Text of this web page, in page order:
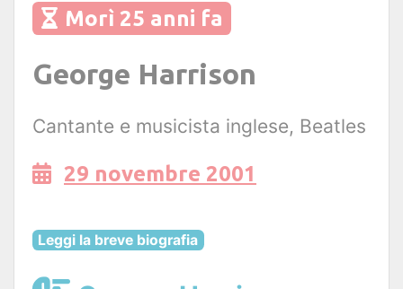
Morì 25 anni fa
George Harrison
Cantante e musicista inglese, Beatles
29 novembre 2001
Leggi la breve biografia